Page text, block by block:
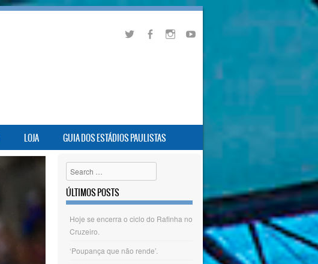
LOJA GUIA DOS ESTÁDIOS PAULISTAS
Search
ÚLTIMOS POSTS
Hoje se encerra o ciclo do Rafinha no
Cruzeiro.
‘Poupança que não rende’.